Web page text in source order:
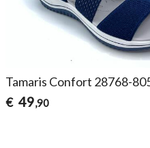
Tamaris Confort 28768-
€ 49,90